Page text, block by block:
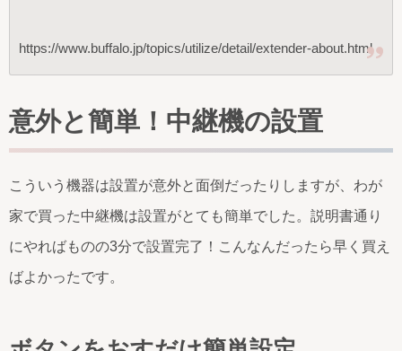
https://www.buffalo.jp/topics/utilize/detail/extender-about.html
意外と簡単！中継機の設置
こういう機器は設置が意外と面倒だったりしますが、わが
家で買った中継機は設置がとても簡単でした。説明書通り
にやればものの3分で設置完了！こんなんだったら早く買え
ばよかったです。